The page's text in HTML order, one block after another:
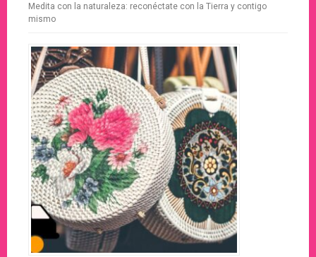
Medita con la naturaleza: reconéctate con la Tierra y contigo
mismo